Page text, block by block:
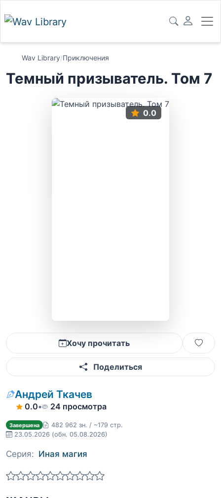
Wav Library/Приключения
Темный призыватель. Том 7
0.0
Хочу прочитать
Поделиться
Андрей Ткачев
0.0• 24 просмотра
Завершена
482 962 зн. / ~179 стр.
23.05.2026 (обн. 05.08.2026)
Серия: Иная магия